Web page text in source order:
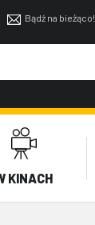
Bądź na bieżąco!
KINACH